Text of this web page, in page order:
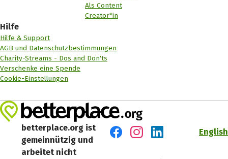
Als Content
Creator*in
Hilfe
Hilfe & Support
AGB und Datenschutzbestimmungen
Charity-Streams - Dos and Don'ts
Verschenke eine Spende
Cookie-Einstellungen
betterplace.org ist
gemeinnützig und
arbeitet nicht
English